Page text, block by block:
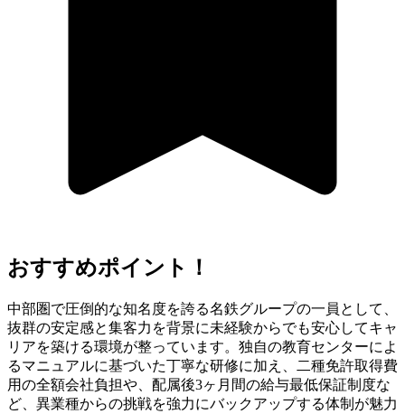
おすすめポイント！
中部圏で圧倒的な知名度を誇る名鉄グループの一員として、
抜群の安定感と集客力を背景に未経験からでも安心してキャ
リアを築ける環境が整っています。独自の教育センターによ
るマニュアルに基づいた丁寧な研修に加え、二種免許取得費
用の全額会社負担や、配属後3ヶ月間の給与最低保証制度な
ど、異業種からの挑戦を強力にバックアップする体制が魅力